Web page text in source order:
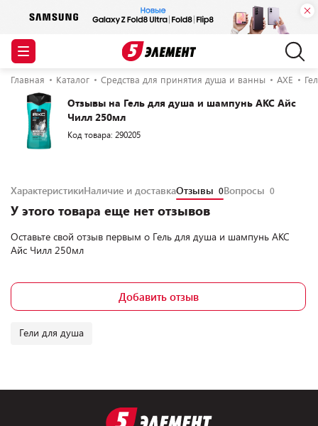
Главная Каталог Средства для принятия душа и ванны AXE
Отзывы на Гель для душа и шампунь АКС Айс
Чилл 250мл
Код товара: 290205
ХарактеристикиНаличие и доставкаОтзывы 0Вопросы 0
У этого товара еще нет отзывов
Оставьте свой отзыв первым о Гель для душа и шампунь АКС
Айс Чилл 250мл
Добавить отзыв
Гели для душа